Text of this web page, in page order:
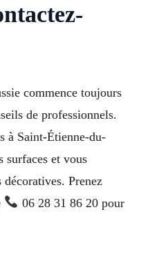
commence toujours
de professionnels.
à Saint-Étienne-du-
surfaces et vous
Prenez
06 28 31 86 20 pour